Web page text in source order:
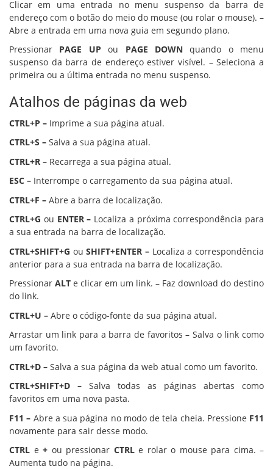
Clicar em uma entrada no menu suspenso da barra de
endereço com o botão do meio do mouse (ou rolar o mouse). –
Abre a entrada em uma nova guia em segundo plano.
Pressionar PAGE UP ou PAGE DOWNquando o menu
suspenso da barra de endereço estiver visível. – Seleciona a
primeira ou a última entrada no menu suspenso.
Atalhos de páginas da web
CTRL+P – Imprime a sua página atual.
CTRL+S – Salva a sua página atual.
CTRL+R – Recarrega a sua página atual.
ESC – Interrompe o carregamento da sua página atual.
CTRL+F – Abre a barra de localização.
CTRL+G ou ENTER – Localiza a próxima correspondência para
a sua entrada na barra de localização.
CTRL+SHIFT+G ouSHIFT+ENTER – Localiza a correspondência
anterior para a sua entrada na barra de localização.
Pressionar ALT e clicar em um link. – Faz download do destino
do link.
CTRL+U – Abre o código-fonte da sua página atual.
Arrastar um link para a barra de favoritos – Salva o link como
um favorito.
CTRL+D – Salva a sua página da web atual como um favorito.
CTRL+SHIFT+D – Salva todas as páginas abertas como
favoritos em uma nova pasta.
F11 – Abre a sua página no modo de tela cheia. Pressione F11
novamente para sair desse modo.
CTRL e + ou pressionar CTRLe rolar o mouse para cima. –
Aumenta tudo na página.